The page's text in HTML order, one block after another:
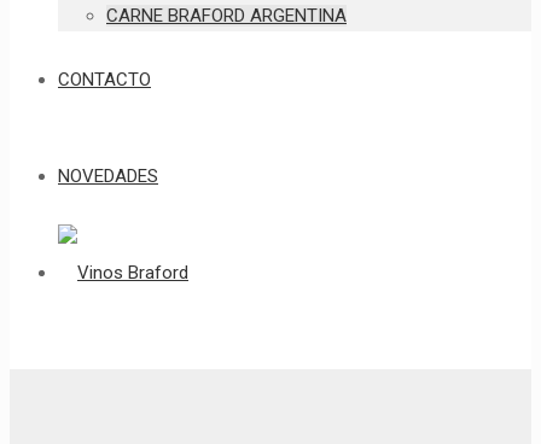
CARNE BRAFORD ARGENTINA
CONTACTO
NOVEDADES